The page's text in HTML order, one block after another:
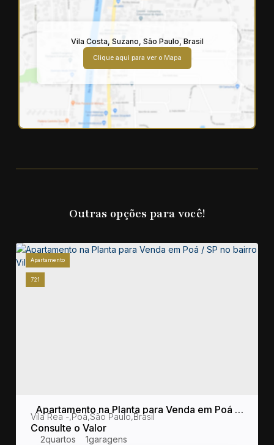
Vila Costa, Suzano, São Paulo, Brasil
Clique aqui para ver o Mapa
Outras opções para você!
721
Apartamento
Apartamento na Planta para Venda em Poá /
SP no bairro Vila Rea
Consulte o Valor
Vila Rea ,Poá,São Paulo,Brasil
2 1